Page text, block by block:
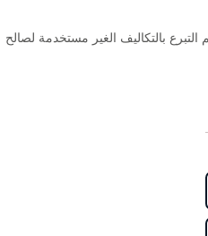
بالتكاليف الغير مستخدمة لصالح